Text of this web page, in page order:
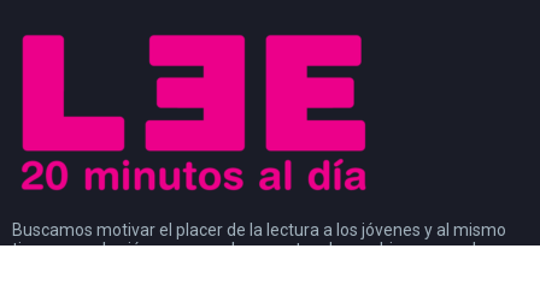
Buscamos motivar el placer de la lectura a los jóvenes y al mismo
tiempo que los jóvenes sean los agentes de cambio que ayuden a